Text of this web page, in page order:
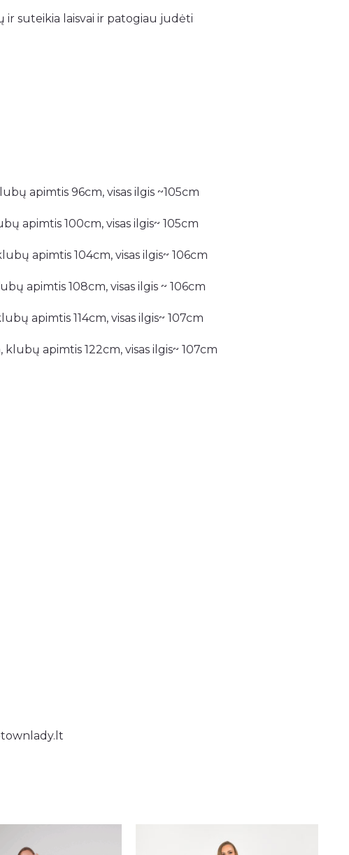
ir suteikia laisvai ir patogiau judėti
apimtis 96cm, visas ilgis ~105cm
apimtis 100cm, visas ilgis~ 105cm
apimtis 104cm, visas ilgis~ 106cm
apimtis 108cm, visas ilgis ~ 106cm
apimtis 114cm, visas ilgis~ 107cm
apimtis 122cm, visas ilgis~ 107cm